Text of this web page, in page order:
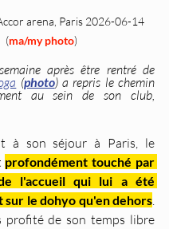
arena, Paris 2026-06-14
(ma/my photo)
après être rentré de
(photo) a repris le chemin
au sein de son club,
à son séjour à Paris, le
profondément touché par
l'accueil qui lui a été
sur le dohyo qu'en dehors
profité de son temps libre